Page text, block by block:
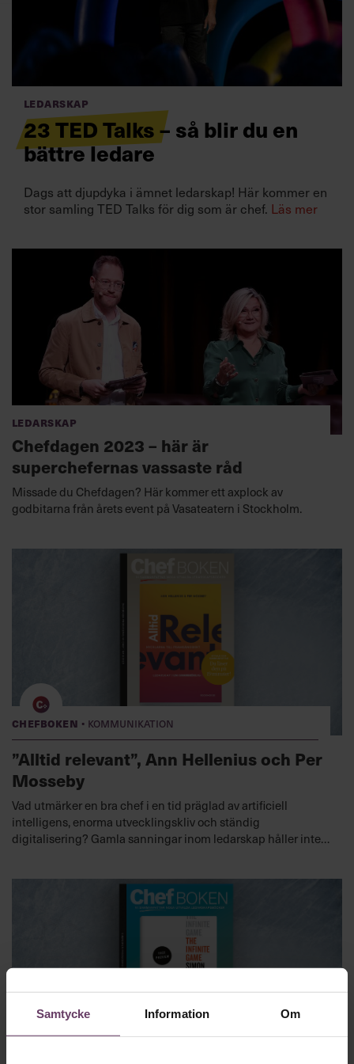
Samtycke Information Om
Villkor och policy för
personuppgiftsbehandling
Ledarskap
23 TED Talks – så blir du en
bättre ledare
Dags att djupdyka i ämnet ledarskap! Här kommer en
stor samling TED Talks för dig som är chef. Läs mer
Ledarskap
Chefdagen 2023 – här är
superchefernas vassaste råd
Missade du Chefdagen? Här kommer ett axplock av
godbitarna från årets event på Vasateatern i Stockholm.
Chefboken · Kommunikation
”Alltid relevant”, Ann Hellenius och Per
Mosseby
Vad utmärker en bra chef i en tid präglad av artificiell
intelligens, enorma utvecklingskliv och ständig
digitalisering? Gamla sanningar inom ledarskap håller inte
dig som chef till vad som krävs för att förbli relevant.